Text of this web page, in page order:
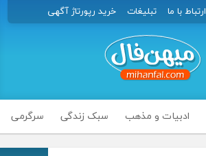
ارتباط با ما تبلیغات خرید رپورتاژ آگهی
ادبیات و مذهب سبک زندگی سرگرمی